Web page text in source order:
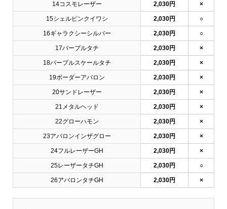
14コスモレーザー 2,030円 ×
15シェルピンクイワシ 2,030円 ○
16ギャラクシーシルバー 2,030円 ○
17パープルタチ 2,030円 ×
18パープルスケールタチ 2,030円 ×
19ボーダーアバロン 2,030円 ×
20サンドレーザー 2,030円 ×
21メタルヘッド 2,030円 ×
22グローハモン 2,030円 ×
23アバロンインザグロー 2,030円 ×
24フルレーザーGH 2,030円 ×
25レーザータチGH 2,030円 ○
26アバロンタチGH 2,030円 ×